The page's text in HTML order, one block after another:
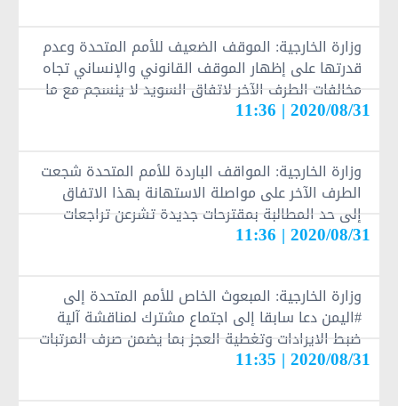
وزارة الخارجية: الموقف الضعيف للأمم المتحدة وعدم
قدرتها على إظهار الموقف القانوني والإنساني تجاه
مخالفات الطرف الآخر لاتفاق السويد لا ينسجم مع ما
ينبغي أن تكون عليه من توازن وحيادية ولا يخدم الثقة
2020/08/31 | 11:36
وزارة الخارجية: المواقف الباردة للأمم المتحدة شجعت
الطرف الآخر على مواصلة الاستهانة بهذا الاتفاق
إلى حد المطالبة بمقترحات جديدة تشرعن تراجعات
حكومة الارتزاق ومخالفاتها ومواقفها اللامسؤولة.
2020/08/31 | 11:36
وزارة الخارجية: المبعوث الخاص للأمم المتحدة إلى
#اليمن دعا سابقا إلى اجتماع مشترك لمناقشة آلية
ضبط الايرادات وتغطية العجز بما يضمن صرف المرتبات
على مستوى الجمهورية وحضره ممثلو حكومة الإنقاذ
2020/08/31 | 11:35